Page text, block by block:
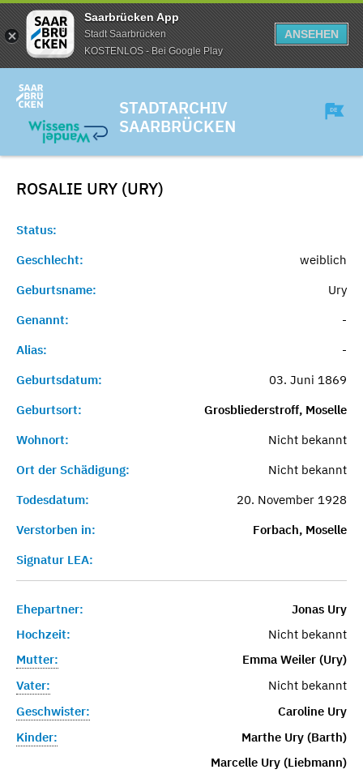
Saarbrücken App
Stadt Saarbrücken
KOSTENLOS - Bei Google Play
ANSEHEN
STADTARCHIV
SAARBRÜCKEN
ROSALIE URY (URY)
Status:
Geschlecht:
weiblich
Geburtsname:
Ury
Genannt:
-
Alias:
-
Geburtsdatum:
03. Juni 1869
Geburtsort:
Grosbliederstroff, Moselle
Wohnort:
Nicht bekannt
Ort der Schädigung:
Nicht bekannt
Todesdatum:
20. November 1928
Verstorben in:
Forbach, Moselle
Signatur LEA:
Ehepartner:
Jonas Ury
Hochzeit:
Nicht bekannt
Mutter:
Emma Weiler (Ury)
Vater:
Nicht bekannt
Geschwister:
Caroline Ury
Kinder:
Marthe Ury (Barth)
Marcelle Ury (Liebmann)